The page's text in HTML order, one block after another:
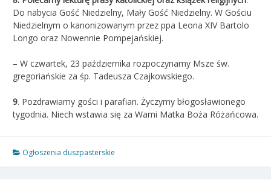
Do nabycia Gość Niedzielny, Mały Gość Niedzielny. W Gościu
Niedzielnym o kanonizowanym przez ppa Leona XIV Bartolo
Longo oraz Nowennie Pompejańskiej.
– W czwartek, 23 października rozpoczynamy Msze św.
gregoriańskie za śp. Tadeusza Czajkowskiego.
9. Pozdrawiamy gości i parafian. Życzymy błogosławionego
tygodnia. Niech wstawia się za Wami Matka Boża Różańcowa.
Ogłoszenia duszpasterskie